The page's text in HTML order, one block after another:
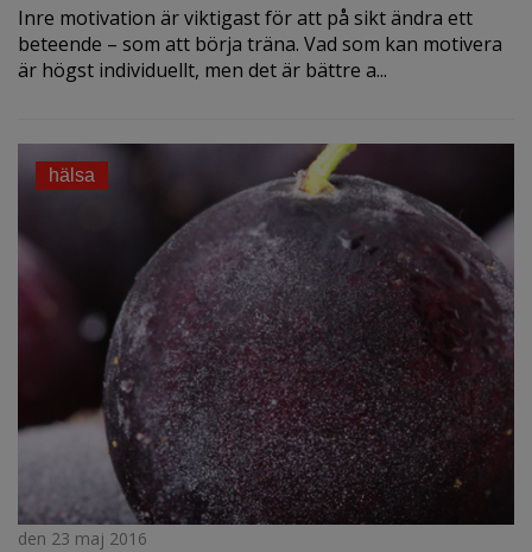
Inre motivation är viktigast för att på sikt ändra ett
beteende – som att börja träna. Vad som kan motivera
är högst individuellt, men det är bättre a...
hälsa
den 23 maj 2016